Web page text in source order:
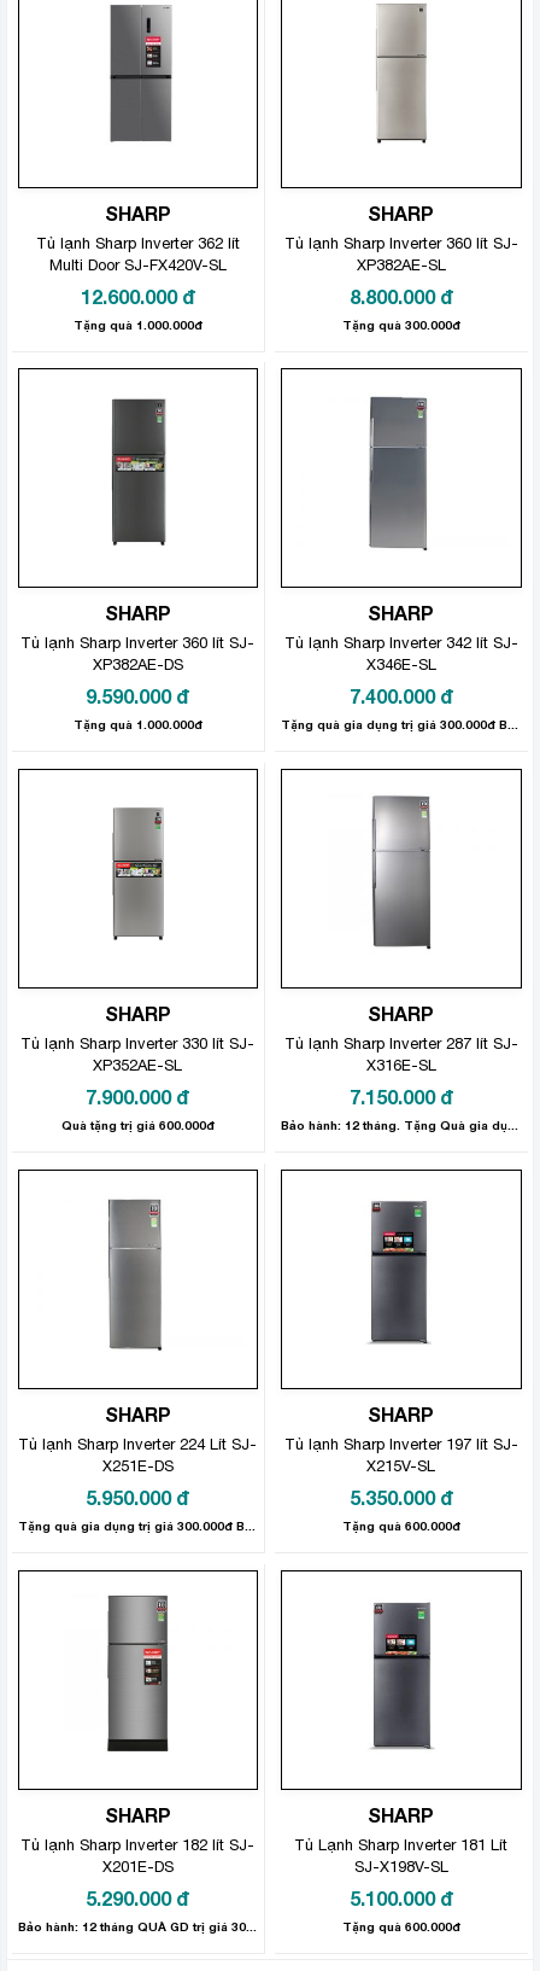
SHARP
Tủ lạnh Sharp Inverter 362 lít
Multi Door SJ-FX420V-SL
12.600.000 đ
Tặng quà 1.000.000đ
SHARP
Tủ lạnh Sharp Inverter 360 lít SJ-
XP382AE-SL
8.800.000 đ
Tặng quà 300.000đ
SHARP
Tủ lạnh Sharp Inverter 360 lít SJ-
XP382AE-DS
9.590.000 đ
Tặng quà 1.000.000đ
SHARP
Tủ lạnh Sharp Inverter 342 lít SJ-
X346E-SL
7.400.000 đ
Tặng quà gia dụng trị giá 300.000đ Bảo hành sản phẩm: 12 tháng
SHARP
Tủ lạnh Sharp Inverter 330 lít SJ-
XP352AE-SL
7.900.000 đ
Quà tặng trị giá 600.000đ
SHARP
Tủ lạnh Sharp Inverter 287 lít SJ-
X316E-SL
7.150.000 đ
SHARP
Tủ lạnh Sharp Inverter 224 Lít SJ-
X251E-DS
5.950.000 đ
SHARP
Tủ lạnh Sharp Inverter 197 lít SJ-
X215V-SL
5.350.000 đ
Tặng quà 600.000đ
SHARP
Tủ lạnh Sharp Inverter 182 lít SJ-
X201E-DS
5.290.000 đ
SHARP
Tủ Lạnh Sharp Inverter 181 Lít
SJ-X198V-SL
5.100.000 đ
Tặng quà 600.000đ